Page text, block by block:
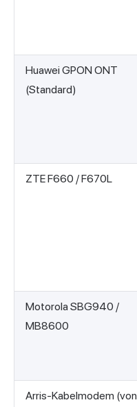
Huawei GPON ONT
(Standard)
ZTE F660 / F670L
Motorola SBG940 /
MB8600
Arris-Kabelmodem (von